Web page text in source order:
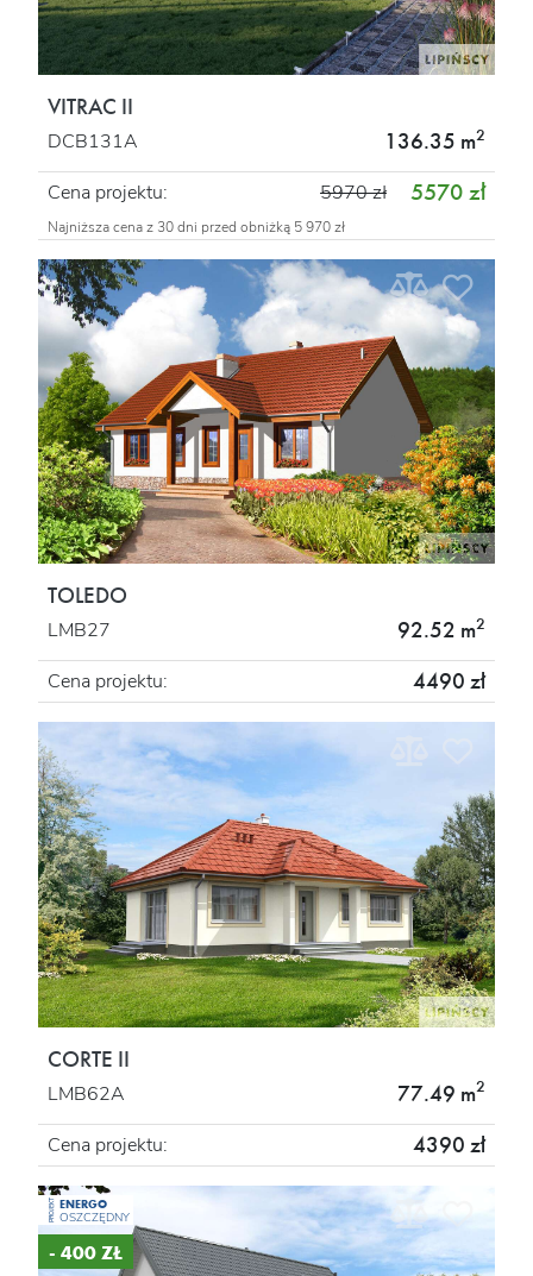
VITRAC II
DCB131A 136.35 m2
Cena projektu: 5570 zł
5970 zł
Najniższa cena z 30 dni przed obniżką 5 970 zł
TOLEDO
LMB27 92.52 m2
Cena projektu: 4490 zł
CORTE II
LMB62A 77.49 m2
Cena projektu: 4390 zł
PROJEKT ENERGO
OSZCZĘDNY
- 400 ZŁ